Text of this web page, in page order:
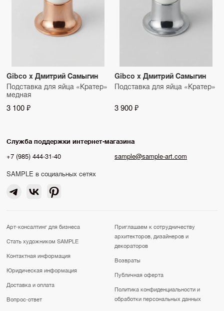
Gibco x Дмитрий Самыгин
Подставка для яйца «Кратер»
медная
3 100 ₽
Gibco x Дмитрий Самыгин
Подставка для яйца «Кратер»
3 900 ₽
Служба поддержки интернет-магазина
+7 (985) 444-31-40
sample@sample-art.com
SAMPLE в социальных сетях
Арт-консалтинг для бизнеса
Стать художником SAMPLE
Контактная информация
Юридическая информация
Доставка и оплата
Вопрос-ответ
Приглашаем к сотрудничеству
архитекторов, дизайнеров и
декораторов
Возвраты
Публичная оферта
Политика конфиденциальности и
обработки персональных данных